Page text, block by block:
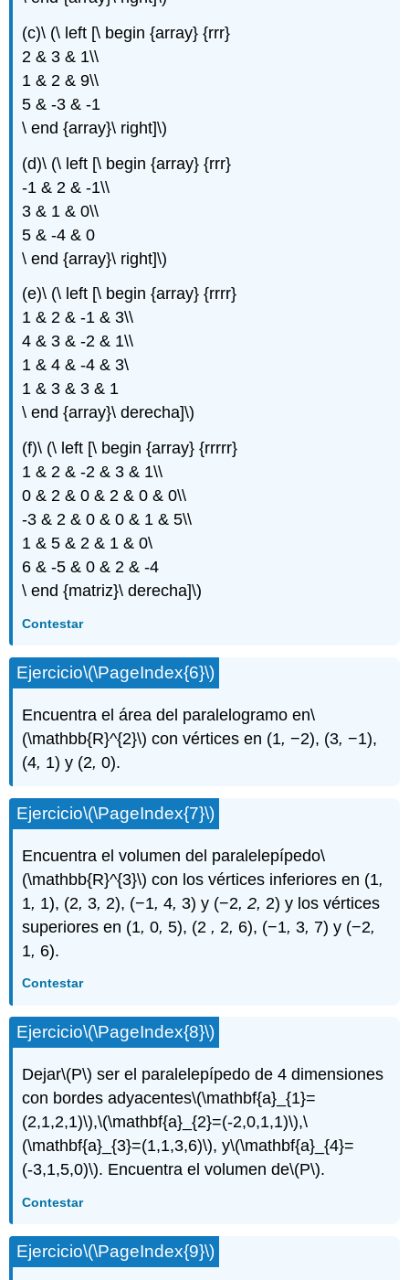
(c)\ (\ left [\ begin {array} {rrr}
2 & 3 & 1\\
1 & 2 & 9\\
5 & -3 & -1
\ end {array}\ right]\)
(d)\ (\ left [\ begin {array} {rrr}
-1 & 2 & -1\\
3 & 1 & 0\\
5 & -4 & 0
\ end {array}\ right]\)
(e)\ (\ left [\ begin {array} {rrrr}
1 & 2 & -1 & 3\\
4 & 3 & -2 & 1\\
1 & 4 & -4 & 3\
1 & 3 & 3 & 1
\ end {array}\ derecha]\)
(f)\ (\ left [\ begin {array} {rrrrr}
1 & 2 & -2 & 3 & 1\\
0 & 2 & 0 & 2 & 0 & 0\\
-3 & 2 & 0 & 0 & 1 & 5\\
1 & 5 & 2 & 1 & 0\
6 & -5 & 0 & 2 & -4
\ end {matriz}\ derecha]\)
Contestar
Ejercicio\(\PageIndex{6}\)
Encuentra el área del paralelogramo en\
(\mathbb{R}^{2}\) con vértices en (1, −2), (3, −1),
(4, 1) y (2, 0).
Ejercicio\(\PageIndex{7}\)
Encuentra el volumen del paralelepípedo\
(\mathbb{R}^{3}\) con los vértices inferiores en (1,
1, 1), (2, 3, 2), (−1, 4, 3) y (−2, 2, 2) y los vértices
superiores en (1, 0, 5), (2 , 2, 6), (−1, 3, 7) y (−2,
1, 6).
Contestar
Ejercicio\(\PageIndex{8}\)
Dejar\(P\) ser el paralelepípedo de 4 dimensiones
con bordes adyacentes\(\mathbf{a}_{1}=
(2,1,2,1)\),\(\mathbf{a}_{2}=(-2,0,1,1)\),\
(\mathbf{a}_{3}=(1,1,3,6)\), y\(\mathbf{a}_{4}=
(-3,1,5,0)\). Encuentra el volumen de\(P\).
Contestar
Ejercicio\(\PageIndex{9}\)